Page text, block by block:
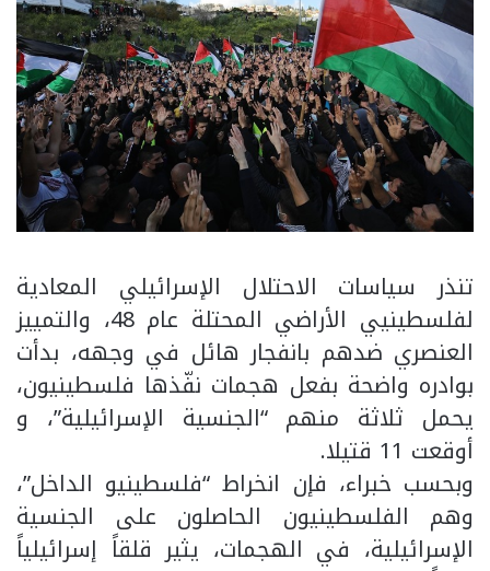
تنذر سياسات الاحتلال الإسرائيلي المعادية
لفلسطينيي الأراضي المحتلة عام 48، والتمييز
العنصري ضدهم بانفجار هائل في وجهه، بدأت
بوادره واضحة بفعل هجمات نفّذها فلسطينيون،
يحمل ثلاثة منهم “الجنسية الإسرائيلية”، و
أوقعت 11 قتيلا.
وبحسب خبراء، فإن انخراط “فلسطينيو الداخل”،
وهم الفلسطينيون الحاصلون على الجنسية
الإسرائيلية، في الهجمات، يثير قلقاً إسرائيلياً